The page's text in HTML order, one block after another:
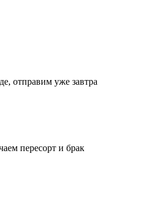
отправим уже завтра
пересорт и брак